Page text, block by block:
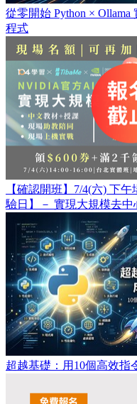
從零開始 Python ×
程式
【確認開班】7/4(六) 下
驗日】－ 實現大規模去
超越基礎：用10個高效指